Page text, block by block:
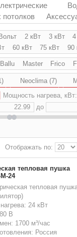
2 кВт 3 кВт
60 кВт 75 кВт 90
Ballu Master Frico
Neoclima (7)
Мощность нагрева, кВт:
до
Отображать по:
тепловая пушка
24
тепловая
24 кВт
В
1700 м³/час
Россия